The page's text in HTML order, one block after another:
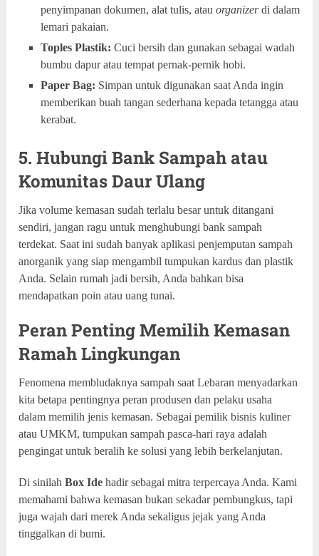
penyimpanan dokumen, alat tulis, atau organizerdi dalam
lemari pakaian.
Toples Plastik: Cuci bersih dan gunakan sebagai wadah
bumbu dapur atau tempat pernak-pernik hobi.
Paper Bag: Simpan untuk digunakan saat Anda ingin
memberikan buah tangan sederhana kepada tetangga atau
kerabat.
5. Hubungi Bank Sampah atau
Komunitas Daur Ulang
Jika volume kemasan sudah terlalu besar untuk ditangani
sendiri, jangan ragu untuk menghubungi bank sampah
terdekat. Saat ini sudah banyak aplikasi penjemputan sampah
anorganik yang siap mengambil tumpukan kardus dan plastik
Anda. Selain rumah jadi bersih, Anda bahkan bisa
mendapatkan poin atau uang tunai.
Peran Penting Memilih Kemasan
Ramah Lingkungan
Fenomena membludaknya sampah saat Lebaran menyadarkan
kita betapa pentingnya peran produsen dan pelaku usaha
dalam memilih jenis kemasan. Sebagai pemilik bisnis kuliner
atau UMKM, tumpukan sampah pasca-hari raya adalah
pengingat untuk beralih ke solusi yang lebih berkelanjutan.
Di sinilahBox Ide hadir sebagai mitra terpercaya Anda. Kami
memahami bahwa kemasan bukan sekadar pembungkus, tapi
juga wajah dari merek Anda sekaligus jejak yang Anda
tinggalkan di bumi.